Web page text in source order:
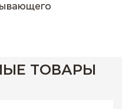
ТОВАРЫ